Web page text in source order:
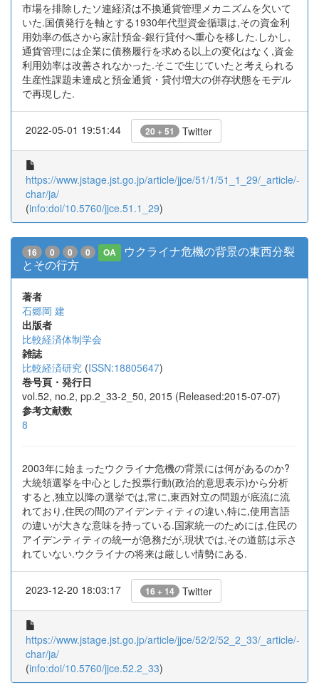
市場を排除したソ連経済は不換通貨管理メカニズムを欠いて
いた.国債発行を軸とする1930年代型資金循環は,その資金利
用効率の低さから家計預金-銀行貸付へ重心を移した.しかし,
通貨管理には企業に債務履行を求める以上の変化はなく,資金
利用効率は改善されなかった.そこで生じていたと考えられる
生産性課題未達成と預金通貨・貸付増大の併存状態をモデル
で再現した.
2022-05-01 19:51:44 20 + 51 Twitter
https://www.jstage.jst.go.jp/article/jjce/51/1/51_1_29/_article/-
char/ja/
(info:doi/10.5760/jjce.51.1_29)
16 0 0 0 OA
ウクライナ危機の背景の東西分裂
とその行方
著者
石郷岡 建
出版者
比較経済体制学会
雑誌
比較経済研究 (ISSN:18805647)
巻号頁・発行日
vol.52, no.2, pp.2_33-2_50, 2015 (Released:2015-07-07)
参考文献数
8
2003年に始まったウクライナ危機の背景には何があるのか?
大統領選挙を中心とした投票行動(政治的意思表示)から分析
すると,独立以降の選挙では,常に,東西対立の問題が底流に流
れており,住民の間のアイデンティティの違い,特に,使用言語
の違いが大きな意味を持っている.国家統一のためには,住民の
アイデンティティの統一が急務だが,現状では,その道筋は示さ
れていない.ウクライナの将来は厳しい情勢にある.
2023-12-20 18:03:17 16 + 14 Twitter
https://www.jstage.jst.go.jp/article/jjce/52/2/52_2_33/_article/-
char/ja/
(info:doi/10.5760/jjce.52.2_33)